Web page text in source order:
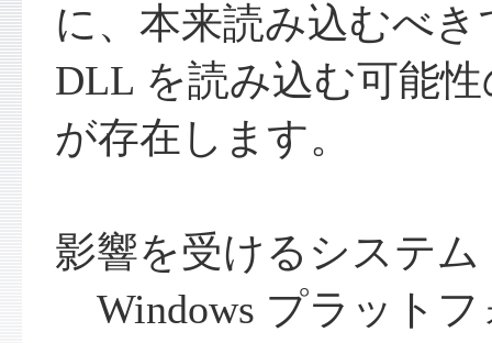
に、本来読み込むべ
DLL を読み込む可能
が存在します。
影響を受けるシステム
Windows プラット